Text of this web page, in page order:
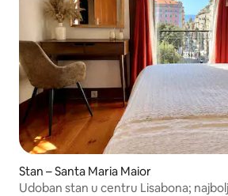
Stan – Santa Maria Maior
Udoban stan u centru Lisabona;